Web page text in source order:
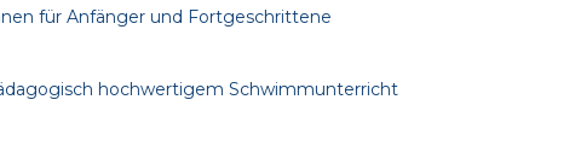
für Anfänger und Fortgeschrittene
hochwertigem Schwimmunterricht